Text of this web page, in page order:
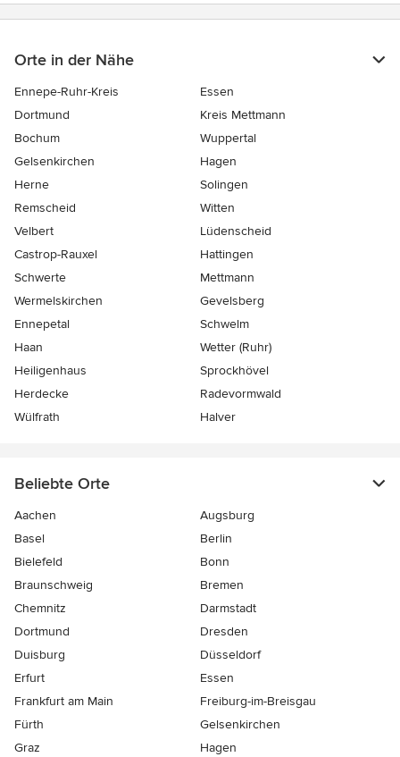
Orte in der Nähe
Ennepe-Ruhr-Kreis
Essen
Dortmund
Kreis Mettmann
Bochum
Wuppertal
Gelsenkirchen
Hagen
Herne
Solingen
Remscheid
Witten
Velbert
Lüdenscheid
Castrop-Rauxel
Hattingen
Schwerte
Mettmann
Wermelskirchen
Gevelsberg
Ennepetal
Schwelm
Haan
Wetter (Ruhr)
Heiligenhaus
Sprockhövel
Herdecke
Radevormwald
Wülfrath
Halver
Beliebte Orte
Aachen
Augsburg
Basel
Berlin
Bielefeld
Bonn
Braunschweig
Bremen
Chemnitz
Darmstadt
Dortmund
Dresden
Duisburg
Düsseldorf
Erfurt
Essen
Frankfurt am Main
Freiburg-im-Breisgau
Fürth
Gelsenkirchen
Graz
Hagen